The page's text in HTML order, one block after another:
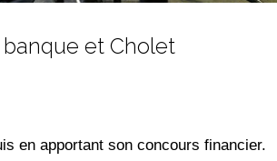
et Cholet
en apportant son concours financier.